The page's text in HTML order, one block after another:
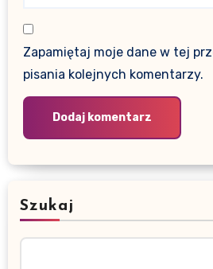
Zapamiętaj moje dane w tej
pisania kolejnych komentarzy.
Szukaj